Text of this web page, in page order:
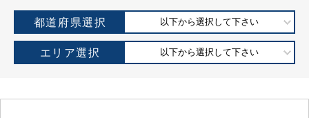
都道府県選択 以下から選択して下さい
エリア選択 以下から選択して下さい